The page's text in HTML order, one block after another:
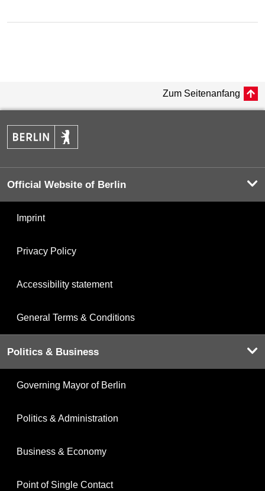
Zum Seitenanfang
Official Website of Berlin
Imprint
Privacy Policy
Accessibility statement
General Terms & Conditions
Politics & Business
Governing Mayor of Berlin
Politics & Administration
Business & Economy
Point of Single Contact